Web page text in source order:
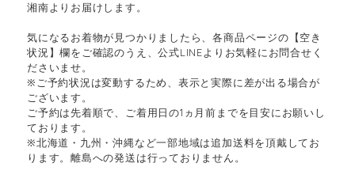
湘南よりお届けします。
気になるお着物が見つかりましたら、各商品ページの【空き
状況】欄をご確認のうえ、公式LINEよりお気軽にお問合せく
ださいませ。
※ご予約状況は変動するため、表示と実際に差が出る場合が
ございます。
ご予約は先着順で、ご着用日の1ヵ月前までを目安にお願いし
ております。
※北海道・九州・沖縄など一部地域は追加送料を頂戴してお
ります。離島への発送は行っておりません。